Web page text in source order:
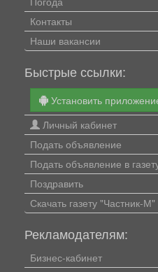
Контакты
Наши вакансии
Быстрые ссылки:
Установить
Личный кабинет
Подать объявление
Подать объявление в
Поздравить
Скачать газету "Частник-М"
Рекламодателям:
Бизнес-кабинет